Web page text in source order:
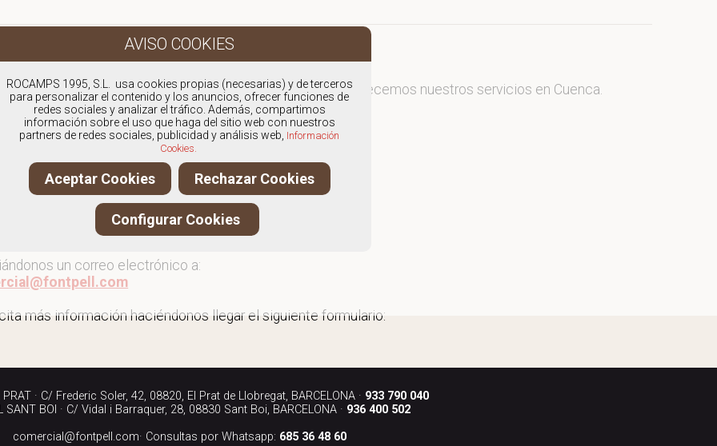
especialistas en Calzado con plantillas para mujer, y ofrecemos nuestros servicios en Cuenca.
más calzado con plantillas para mujer
más información llamándonos a los teléfonos:
040
un correo electrónico a:
más información haciéndonos llegar el siguiente formulario:
PRAT · C/ Frederic Soler, 42, 08820, El Prat de Llobregat, BARCELONA · 933 790 040
SANT BOI · C/ Vidal i Barraquer, 28, 08830 Sant Boi, BARCELONA · 936 400 502
comercial@fontpell.com· Consultas por Whatsapp: 685 36 48 60
ROCAMPS 1995, S.L. usa cookies propias (necesarias) y de terceros
para personalizar el contenido y los anuncios, ofrecer funciones de
redes sociales y analizar el tráfico. Además, compartimos
información sobre el uso que haga del sitio web con nuestros
partners de redes sociales, publicidad y análisis web, Información
Cookies.
Aceptar Cookies Rechazar Cookies
Configurar Cookies